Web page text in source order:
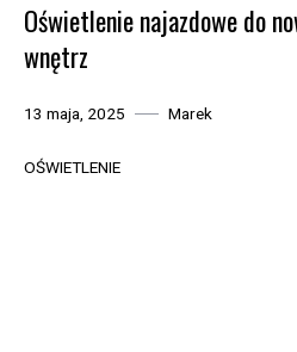
Oświetlenie najazdowe do
wnętrz
13 maja, 2025 Marek
OŚWIETLENIE